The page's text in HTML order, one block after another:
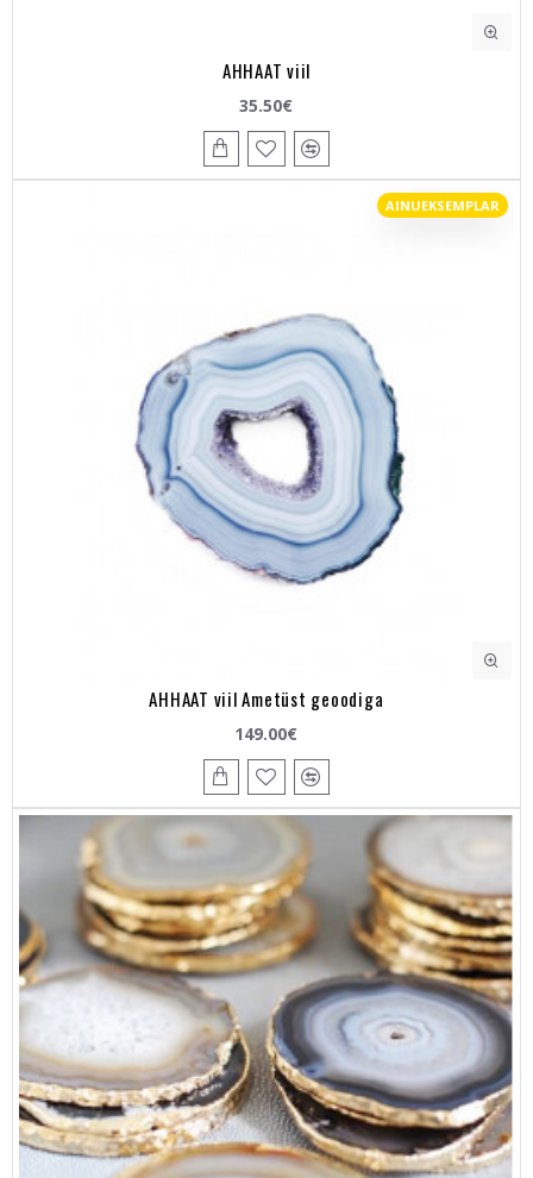
AHHAAT viil
35.50€
AINUEKSEMPLAR
AHHAAT viil Ametüst geoodiga
149.00€